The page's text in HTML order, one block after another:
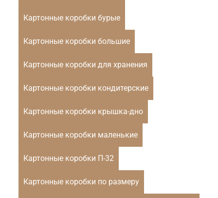
Картонные коробки бурые
Картонные коробки большие
Картонные коробки для хранения
Картонные коробки кондитерские
Картонные коробки крышка-дно
Картонные коробки маленькие
Картонные коробки П-32
Картонные коробки по размеру